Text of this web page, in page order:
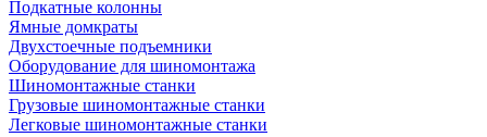
Подкатные колонны
Ямные домкраты
Двухстоечные подъемники
Оборудование для шиномонтажа
Шиномонтажные станки
Грузовые шиномонтажные станки
Легковые шиномонтажные станки